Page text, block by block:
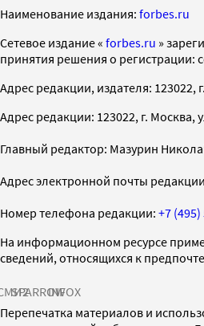
Наименование издания: forbes.ru
Cетевое издание « forbes.ru »
принятия решения о регистрации:
Адрес редакции, издателя: 123022,
Адрес редакции: 123022, г. Москва,
Главный редактор: Мазурин
Адрес электронной почты
Номер телефона редакции: +7
На информационном ресурсе
сведений, относящихся к
SPARROWINFOX
Перепечатка материалов и